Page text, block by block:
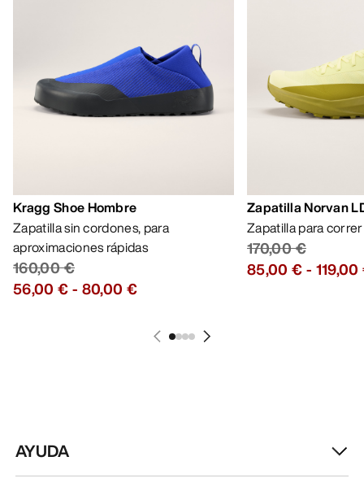
Kragg Shoe Hombre
Zapatilla sin cordones, para
aproximaciones rápidas
160,00 €
56,00 €- 80,00 €
Zapatilla Norvan
Zapatilla para
170,00 €
85,00 €-
AYUDA